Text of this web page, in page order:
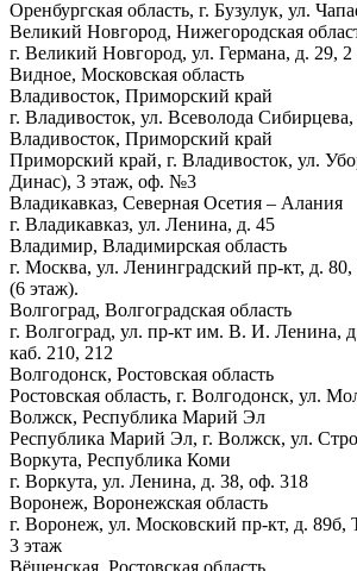
Оренбургская область, г. Бузулук, ул.
Великий Новгород, Нижегородская
г. Великий Новгород, ул. Германа, д. 29,
Видное, Московская область
Владивосток, Приморский край
г. Владивосток, ул. Всеволода
Владивосток, Приморский край
Приморский край, г. Владивосток, ул.
Динас), 3 этаж, оф. №3
Владикавказ, Северная Осетия – Алания
г. Владикавказ, ул. Ленина, д. 45
Владимир, Владимирская область
г. Москва, ул. Ленинградский пр-кт, д. 80,
(6 этаж).
Волгоград, Волгоградская область
г. Волгоград, ул. пр-кт им. В. И. Ленина,
каб. 210, 212
Волгодонск, Ростовская область
Ростовская область, г. Волгодонск, ул.
Волжск, Республика Марий Эл
Республика Марий Эл, г. Волжск, ул.
Воркута, Республика Коми
г. Воркута, ул. Ленина, д. 38, оф. 318
Воронеж, Воронежская область
г. Воронеж, ул. Московский пр-кт, д.
3 этаж